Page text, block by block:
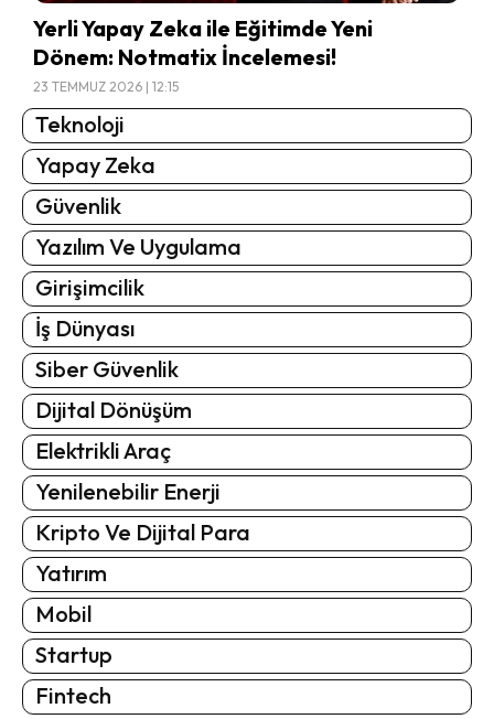
Yerli Yapay Zeka ile Eğitimde Yeni
Dönem: Notmatix İncelemesi!
23 TEMMUZ 2026 | 12:15
Teknoloji
Yapay Zeka
Güvenlik
Yazılım Ve Uygulama
Girişimcilik
İş Dünyası
Siber Güvenlik
Dijital Dönüşüm
Elektrikli Araç
Yenilenebilir Enerji
Kripto Ve Dijital Para
Yatırım
Mobil
Startup
Fintech